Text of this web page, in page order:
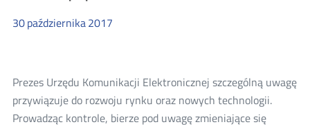
Prezesa
UKE
30października2017
Prezes Urzędu Komunikacji Elektronicznej szczególną uwagę
przywiązuje do rozwoju rynku oraz nowych technologii.
Prowadząc kontrole, bierze pod uwagę zmieniające się